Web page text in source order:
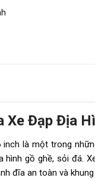
Xe Đạp Địa
inch là một trong
hình gồ ghề, sỏi đá.
đĩa an toàn và